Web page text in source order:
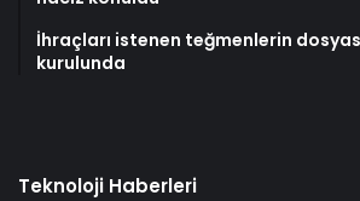
İhraçları istenen teğmenlerin
kurulunda
Teknoloji Haberleri